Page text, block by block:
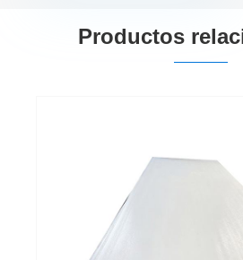
Productos